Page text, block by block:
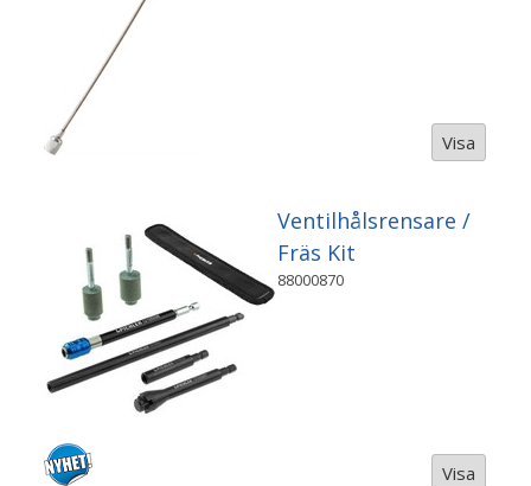
Visa
Ventilhålsrensare /
Fräs Kit
88000870
Visa